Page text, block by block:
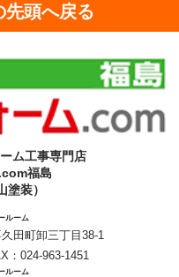
先頭へ戻る
ム工事専門店
福島
塗装）
ルーム
田町卸三丁目38-1
：024-963-1451
ルーム